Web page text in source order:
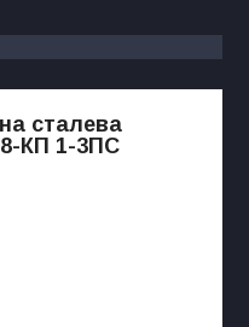
сталева
КП 1-3ПС